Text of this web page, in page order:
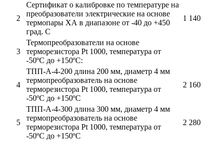
2
Сертификат о калибровке по температуре на
преобразователи электрические на основе
термопары ХА в диапазоне от -40 до +450
град. С
1 140
3
Термопреобразователи на основе
терморезистора Pt 1000, температура от
-50ºС до +150ºС:
4
ТПП-А-4-200 длина 200 мм, диаметр 4 мм
термопреобразователь на основе
терморезистора Pt 1000, температура от
-50ºС до +150ºС
2 160
5
ТПП-А-4-300 длина 300 мм, диаметр 4 мм
термопреобразователь на основе
терморезистора Pt 1000, температура от
-50ºС до +150ºС
2 280